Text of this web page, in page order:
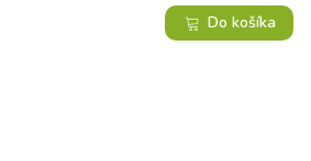
Do košíka